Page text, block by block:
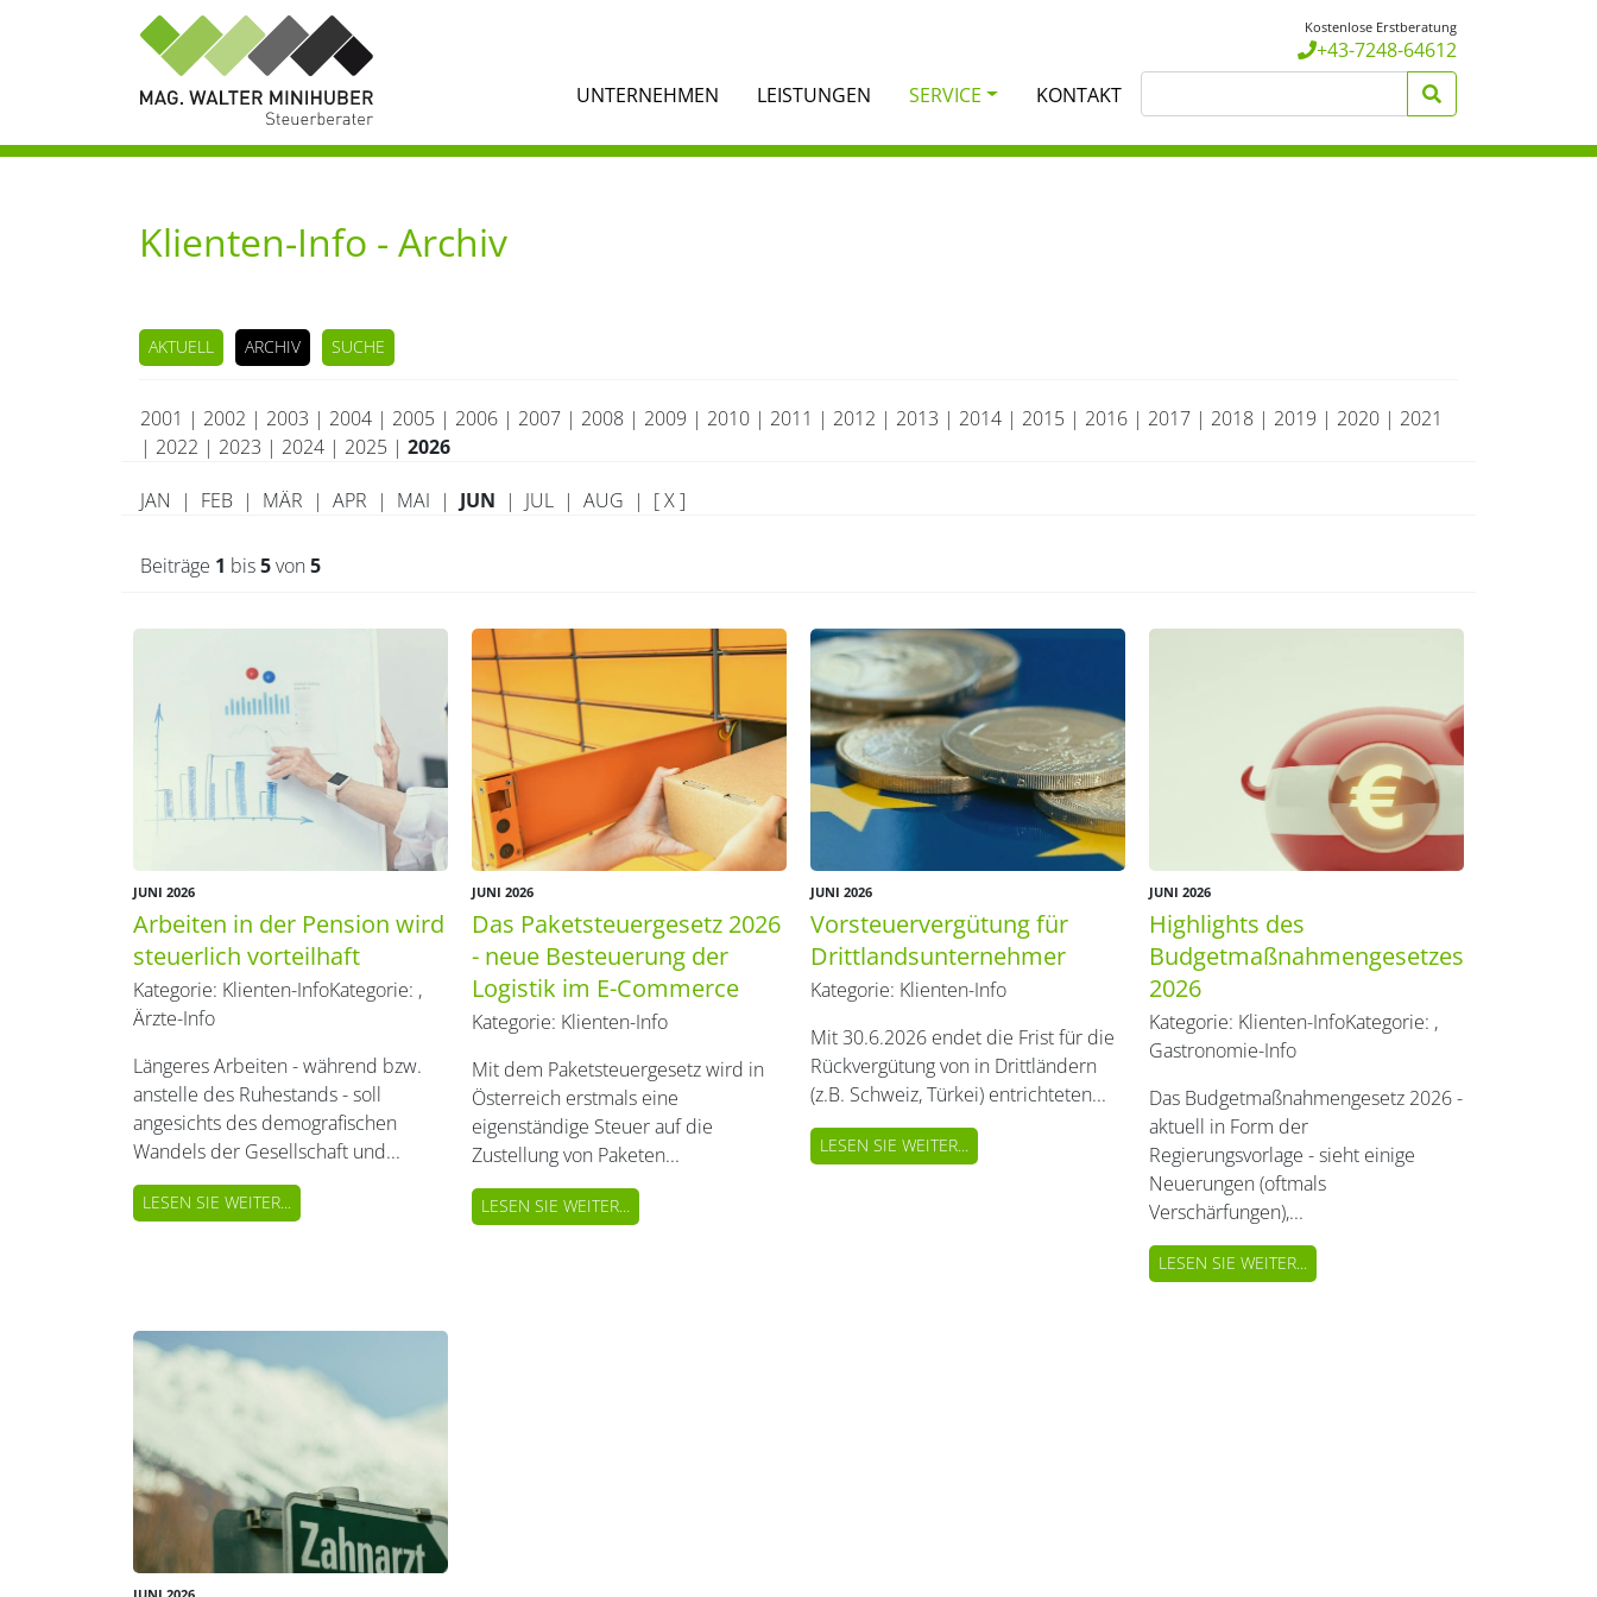
Kostenlose Erstberatung
+43-7248-64612
UNTERNEHMEN
LEISTUNGEN SERVICE KONTAKT
Klienten-Info - Archiv
AKTUELL ARCHIV SUCHE
2001 | 2002 | 2003 | 2004 | 2005 | 2006 | 2007 | 2008 | 2009 | 2010 | 2011 | 2012 | 2013 | 2014 | 2015 | 2016 | 2017 | 2018 | 2019 | 2020 | 2021
| 2022 | 2023 | 2024 | 2025 | 2026
JAN | FEB | MÄR | APR | MAI | JUN | JUL | AUG | [ X ]
Beiträge 1 bis5von5
JUNI 2026
Arbeiten in der Pension wird
steuerlich vorteilhaft
Kategorie: Klienten-InfoKategorie: ,
Ärzte-Info
Längeres Arbeiten - während bzw.
anstelle des Ruhestands - soll
angesichts des demografischen
Wandels der Gesellschaft und...
LESEN SIE WEITER...
JUNI 2026
Das Paketsteuergesetz 2026
- neue Besteuerung der
Logistik im E-Commerce
Kategorie: Klienten-Info
Mit dem Paketsteuergesetz wird in
Österreich erstmals eine
eigenständige Steuer auf die
Zustellung von Paketen...
LESEN SIE WEITER...
JUNI 2026
Vorsteuervergütung für
Drittlandsunternehmer
Kategorie: Klienten-Info
Mit 30.6.2026 endet die Frist für die
Rückvergütung von in Drittländern
(z.B. Schweiz, Türkei) entrichteten...
LESEN SIE WEITER...
JUNI 2026
Highlights des
Budgetmaßnahmen​­gesetzes
2026
Kategorie: Klienten-InfoKategorie: ,
Gastronomie-Info
Das Budgetmaßnahmengesetz 2026 -
aktuell in Form der
Regierungsvorlage - sieht einige
Neuerungen (oftmals
Verschärfungen),...
LESEN SIE WEITER...